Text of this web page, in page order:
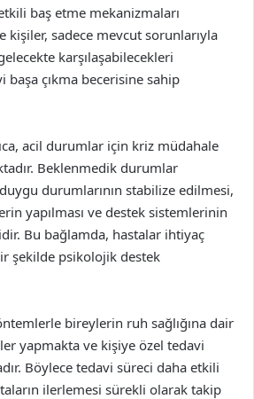
baş etme mekanizmaları
kişiler, sadece mevcut sorunlarıyla
karşılaşabilecekleri
çıkma becerisine sahip
acil durumlar için kriz müdahale
Beklenmedik durumlar
durumlarının stabilize edilmesi,
yapılması ve destek sistemlerinin
Bu bağlamda, hastalar ihtiyaç
şekilde psikolojik destek
bireylerin ruh sağlığına dair
yapmakta ve kişiye özel tedavi
Böylece tedavi süreci daha etkili
ilerlemesi sürekli olarak takip